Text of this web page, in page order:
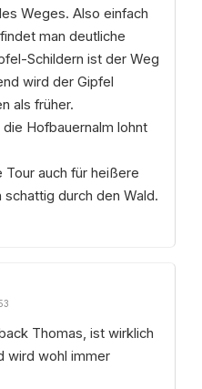
Weges. Also einfach
man deutliche
Schildern ist der Weg
wird der Gipfel
als früher.
Hofbauernalm lohnt
auch für heißere
durch den Wald.
Thomas, ist wirklich
wird wohl immer